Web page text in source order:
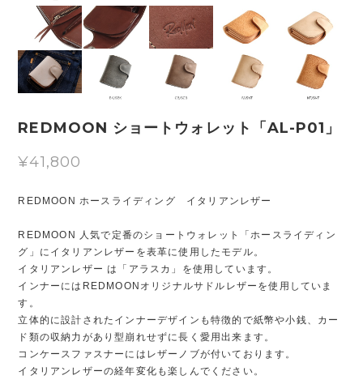
REDMOON ショートウォレット「AL-P01」
¥41,800
REDMOON ホースライディング イタリアンレザー
REDMOON 人気で定番のショートウォレット「ホースライディン
グ」にイタリアンレザーを表革に使用したモデル。
イタリアンレザー は「アラスカ」を使用しています。
インナーにはREDMOONオリジナルサドルレザーを使用していま
す。
立体的に設計されたインナーデザインも特徴的で紙幣や小銭、カー
ド類の収納力があり型崩れせずに長く愛用出来ます。
コンケースファスナーにはレザーノブが付いております。
イタリアンレザーの経年変化も楽しんでください。